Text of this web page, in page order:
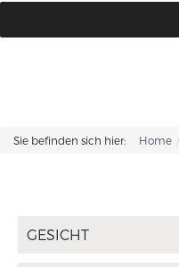
Sie befinden sich hier: Home
GESICHT